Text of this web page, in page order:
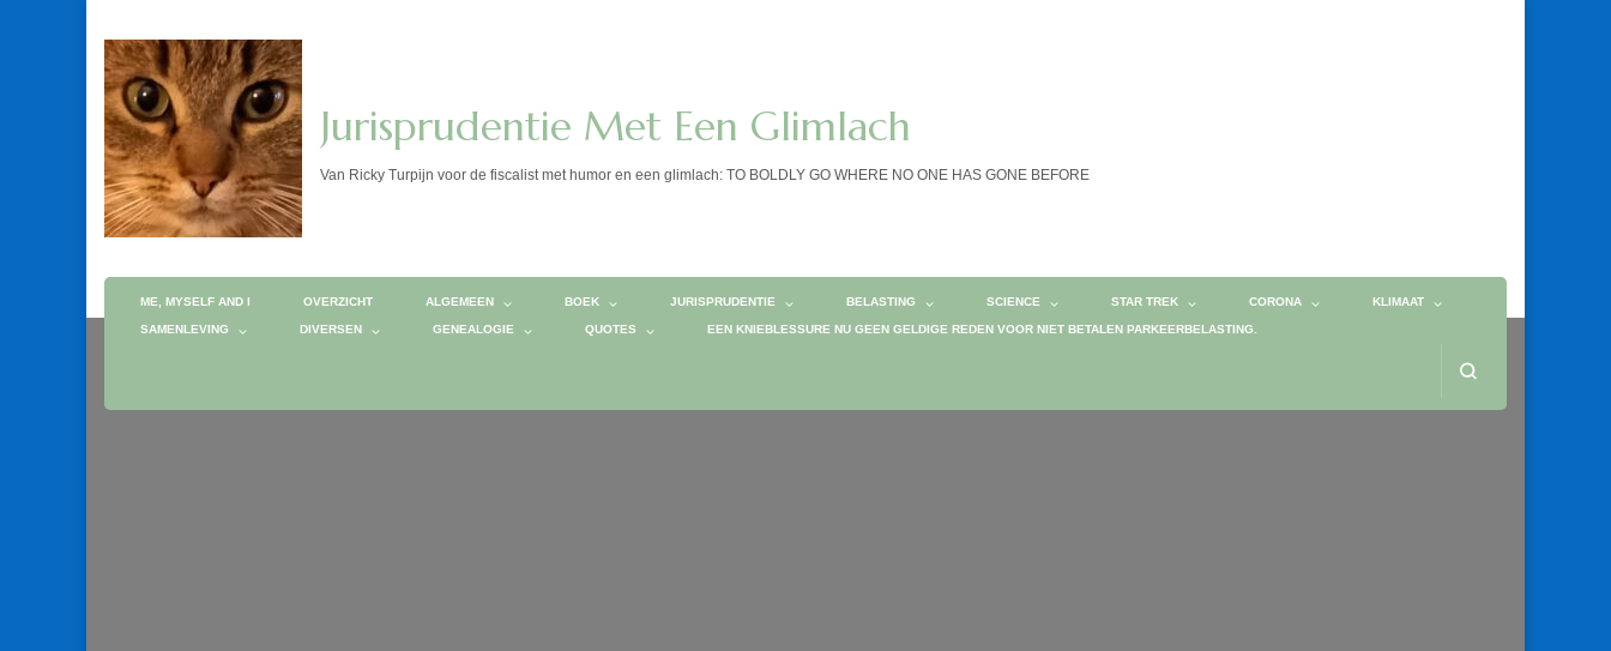
Jurisprudentie Met Een Glimlach
Van Ricky Turpijn voor de fiscalist met humor en een glimlach: TO BOLDLY GO WHERE NO ONE HAS GONE BEFORE
ME, MYSELF AND I OVERZICHT ALGEMEEN BOEK JURISPRUDENTIE BELASTING SCIENCE STAR TREK CORONA KLIMAAT
SAMENLEVING DIVERSEN GENEALOGIE QUOTES EEN KNIEBLESSURE NU GEEN GELDIGE REDEN VOOR NIET BETALEN PARKEERBELASTING.